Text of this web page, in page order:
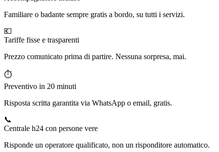
Familiare o badante sempre gratis a bordo, su tutti i servizi.
💶
Tariffe fisse e trasparenti
Prezzo comunicato prima di partire. Nessuna sorpresa, mai.
⏱️
Preventivo in 20 minuti
Risposta scritta garantita via WhatsApp o email, gratis.
📞
Centrale h24 con persone vere
Risponde un operatore qualificato, non un risponditore automatico.